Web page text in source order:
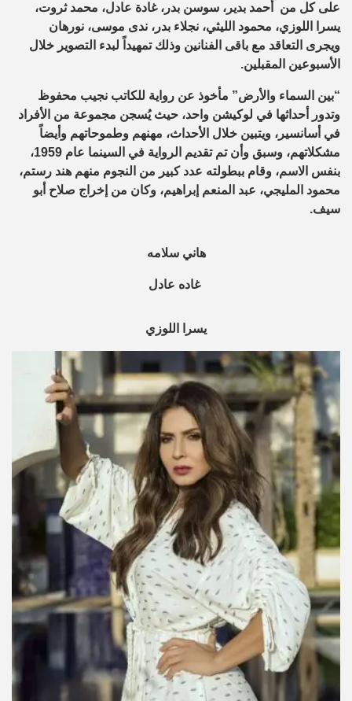
على كل من أحمد بدير، سوسن بدر، غادة عادل، محمد ثروت،
يسرا اللوزي، محمود الليثي، نجلاء بدر، ندى موسى، نورهان
ويجرى التعاقد مع باقى الفنانين وذلك تمهيداً لبدء التصوير خلال
الأسبوعين المقبلين.
“بين السماء والأرض” مأخوذ عن رواية للكاتب نجيب محفوظ
وتدور أحداثها في لوكيشن واحد، حيث يُسجن مجموعة من الأفراد
في أسانسير، ويتبين خلال الأحداث، مهنهم وطموحاتهم وأيضاً
مشكلاتهم، وسبق وأن تم تقديم الرواية في السينما عام 1959،
بنفس الاسم، وقام ببطولته عدد كبير من النجوم منهم هند رستم،
محمود المليجي، عبد المنعم إبراهيم، وكان من إخراج صلاح أبو
سيف.
هاني سلامه
غاده عادل
يسرا اللوزي